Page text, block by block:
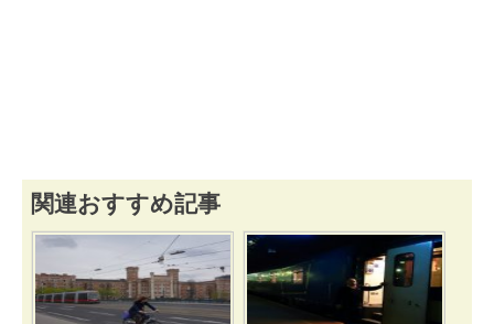
関連おすすめ記事